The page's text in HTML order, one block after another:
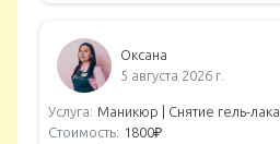
Оксана
5 августа 2026 г.
Услуга: Маникюр | Снятие гель-лака
Стоимость: 1800₽